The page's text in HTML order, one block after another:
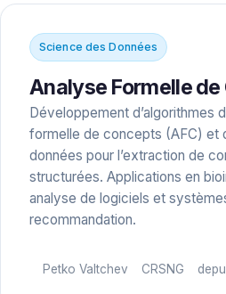
Science des Données
Analyse Formelle
Développement d’algorithmes
formelle de concepts (AFC) et
données pour l’extraction de
structurées. Applications en
analyse de logiciels et
recommandation.
Petko Valtchev CRSNG